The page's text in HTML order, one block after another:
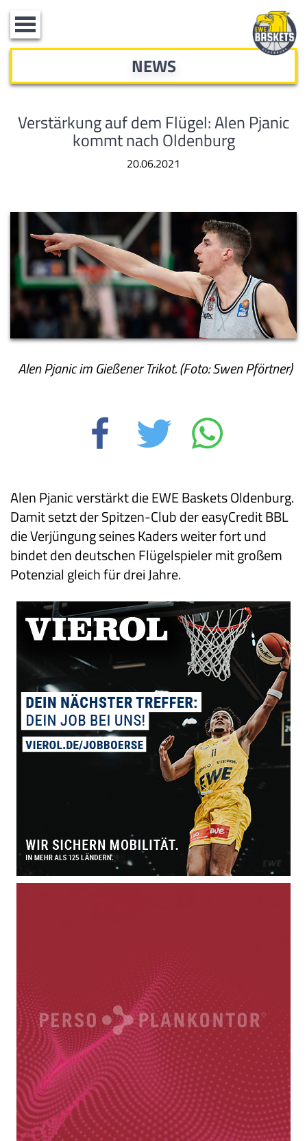
Toggle
navigation
NEWS
Verstärkung auf dem Flügel: Alen Pjanic
kommt nach Oldenburg
20.06.2021
Alen Pjanic im Gießener Trikot. (Foto: Swen Pförtner)
Alen Pjanic verstärkt die EWE Baskets Oldenburg.
Damit setzt der Spitzen-Club der easyCredit BBL
die Verjüngung seines Kaders weiter fort und
bindet den deutschen Flügelspieler mit großem
Potenzial gleich für drei Jahre.